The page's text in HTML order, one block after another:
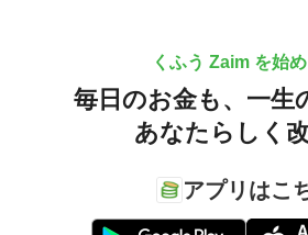
くふう Zaim を始
毎日のお金も、 一生
あなたらしく改
アプリはこ